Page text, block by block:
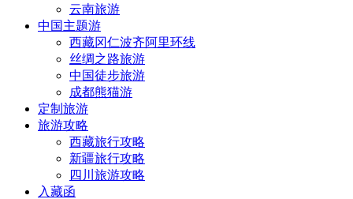
云南旅游
中国主题游
西藏冈仁波齐阿里环线
丝绸之路旅游
中国徒步旅游
成都熊猫游
定制旅游
旅游攻略
西藏旅行攻略
新疆旅行攻略
四川旅游攻略
入藏函